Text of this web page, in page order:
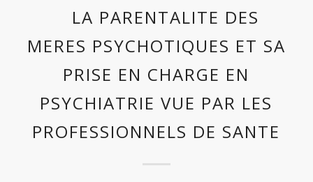
LA PARENTALITE DES
MERES PSYCHOTIQUES ET SA
PRISE EN CHARGE EN
PSYCHIATRIE VUE PAR LES
PROFESSIONNELS DE SANTE